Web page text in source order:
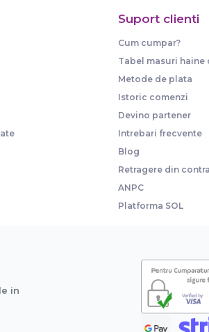
Suport clienti
Cum cumpar?
Tabel masuri haine
Metode de plata
Istoric comenzi
Devino partener
Intrebari frecvente
Blog
Retragere din
ANPC
Platforma SOL
in